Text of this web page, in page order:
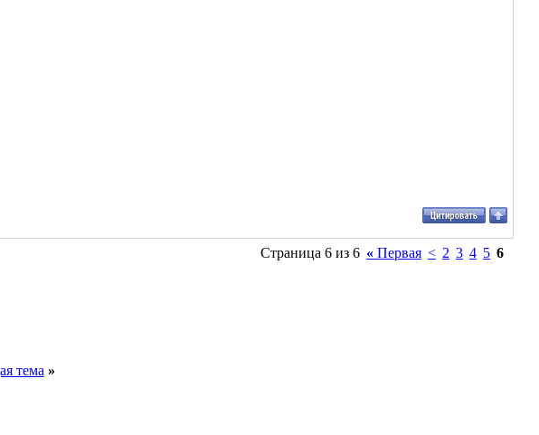
Страница 6 из 6 « Первая < 2 3 4 5 6
тема »